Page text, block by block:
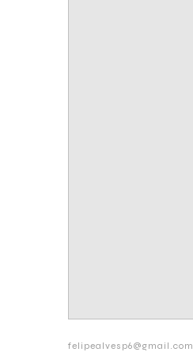
felipealvesp6@gmail.com